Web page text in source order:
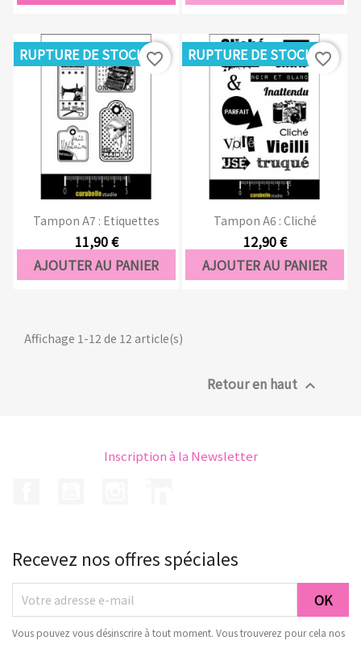
Tampon A7 : Etiquettes
11,90 €
AJOUTER AU PANIER
RUPTURE DE STOCKfavorite_border
Tampon A6 : Cliché
12,90 €
AJOUTER AU PANIER
RUPTURE DE STOCKfavorite_border
Affichage 1-12 de 12 article(s)
Retour en haut 
Inscription à la Newsletter
Recevez nos offres spéciales
Vous pouvez vous désinscrire à tout moment. Vous trouverez pour cela nos